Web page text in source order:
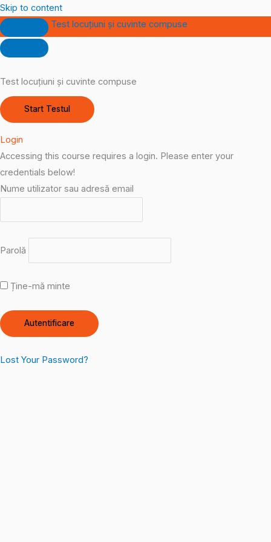
Skip to content
Test locuțiuni și cuvinte compuse
Test locuțiuni și cuvinte compuse
Login
Accessing this course requires a login. Please enter your
credentials below!
Nume utilizator sau adresă email
Parolă
Ține-mă minte
Lost Your Password?